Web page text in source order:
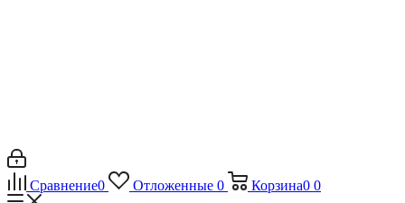
Сравнение0 Отложенные 0 Корзина0 0